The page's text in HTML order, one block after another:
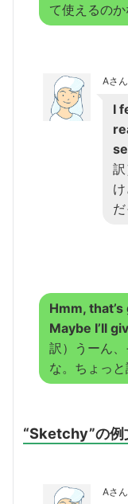
て使えるのか
Aさん
I
だ
Hmm,
Maybe I’ll
訳）うーん
な。ちょっと
“Sketchy”の例
Aさん